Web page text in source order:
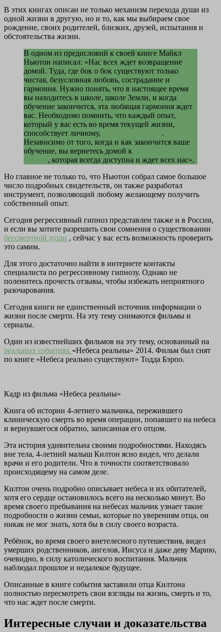
В этих книгах описан не только механизм перехода души из
одной жизни в другую, но и то, как мы выбираем свое
рождение, своих родителей, близких, друзей, испытания и
обстоятельства жизни.
В одном из предисловий к своей книге Майкл
Ньютон написал: «Нас всех ждет возвращение
домой. Туда, где бок о бок существуют только
чистая, безусловная любовь, сострадание и
гармония. Нужно понять, что в настоящее время
вы находитесь в школе, школе Земли, и когда
обучение закончится, эта любящая гармония ждет
вас. Необходимо помнить, что каждый опыт,
который у вас есть во время текущей жизни,
способствует личному,
.
Независимо от того, когда и как закончится ваше
обучение, вы вернетесь домой к
, которая всегда доступна и ждет всех нас».
Но главное не только то, что Ньютон собрал самое большое
число подробных свидетельств, он также разработал
инструмент, позволяющий любому желающему получить
собственный опыт.
Сегодня регрессивный гипноз представлен также и в России,
и если вы хотите разрешить свои сомнения о существовании
бессмертной души , сейчас у вас есть возможность проверить
это самим.
Для этого достаточно найти в интернете контакты
специалиста по регрессивному гипнозу. Однако не
поленитесь прочесть отзывы, чтобы избежать неприятного
разочарования.
Сегодня книги не единственный источник информации о
жизни после смерти. На эту тему снимаются фильмы и
сериалы.
Один из известнейших фильмов на эту тему, основанный на
реальных событиях «Небеса реальны» 2014. Фильм был снят
по книге «Небеса реально существуют» Тодда Бэрпо.
Кадр из фильма «Небеса реальны»
Книга об истории 4-летнего мальчика, пережившего
клиническую смерть во время операции, попавшего на небеса
и вернувшегося обратно, записанная его отцом.
Эта история удивительна своими подробностями. Находясь
вне тела, 4-летний малыш Килтон ясно видел, что делали
врачи и его родители. Что в точности соответствовало
происходящему на самом деле.
Килтон очень подробно описывает небеса и их обитателей,
хотя его сердце остановилось всего на несколько минут. Во
время своего пребывания на небесах мальчик узнает такие
подробности о жизни семьи, которые по уверениям отца, он
никак не мог знать, хотя бы в силу своего возраста.
Ребёнок, во время своего внетелесного путешествия, видел
умерших родственников, ангелов, Иисуса и даже деву Марию,
очевидно, в силу католического воспитания. Мальчик
наблюдал прошлое и недалекое будущее.
Описанные в книге события заставили отца Килтона
полностью пересмотреть свои взгляды на жизнь, смерть и то,
что нас ждет после смерти.
Интересные случаи и доказательства